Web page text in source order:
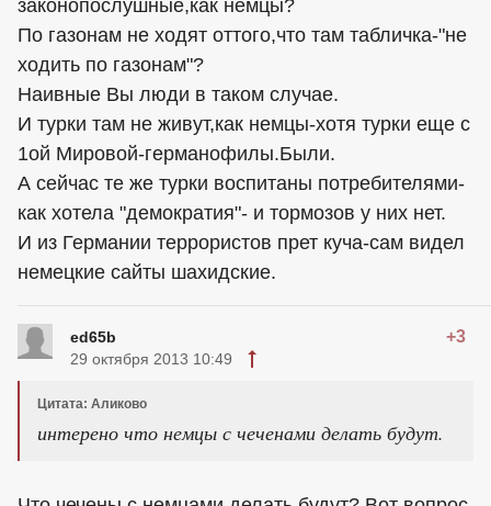
законопослушные,как немцы?
По газонам не ходят оттого,что там табличка-"не
ходить по газонам"?
Наивные Вы люди в таком случае.
И турки там не живут,как немцы-хотя турки еще с
1ой Мировой-германофилы.Были.
А сейчас те же турки воспитаны потребителями-
как хотела "демократия"- и тормозов у них нет.
И из Германии террористов прет куча-сам видел
немецкие сайты шахидские.
ed65b +3
29 октября 2013 10:49
Цитата: Аликово
интерено что немцы с чеченами делать будут.